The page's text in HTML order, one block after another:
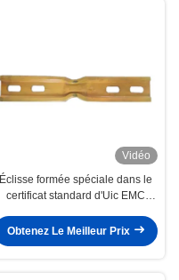
Vidéo
Éclisse formée spéciale dans le
certificat standard d'Uic EMC
Obtenez Le Meilleur Prix